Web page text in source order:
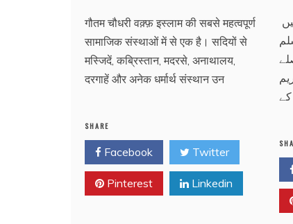
गौतम चौधरी वक़्फ़ इस्लाम की सबसे महत्वपूर्ण
सामाजिक संस्थाओं में से एक है। सदियों से
मस्जिदें, कब्रिस्तान, मदरसे, अनाथालय,
दरगाहें और अनेक धर्मार्थ संस्थान उन
SHARE
Facebook Twitter
Pinterest Linkedin